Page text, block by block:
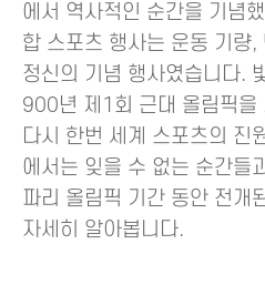
에서 역사적인 순간을 기념
합 스포츠 행사는 운동 기량
정신의 기념 행사였습니다.
900년 제1회 근대 올림픽을
다시 한번 세계 스포츠의 진
에서는 잊을 수 없는 순간들
파리 올림픽 기간 동안 전개
자세히 알아봅니다.